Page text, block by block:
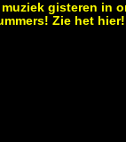
gisteren in
Zie het hier!